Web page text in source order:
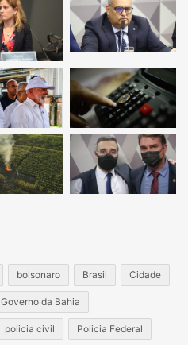
bolsonaro Brasil Cidade
Governo da Bahia
policia civil Policia Federal